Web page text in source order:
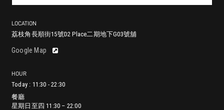
LOCATION
荔枝角長順街15號D2 Place二期地下G03號舖
Google Map
HOUR
Today : 11:30 - 22:30
餐廳
星期日至四 11:30 – 22:00
尖沙咀漆咸道南29-31號地舖 (入口位於赫德道)
餐廳
星期一至五 12:00 – 23:00
鰂魚涌英皇道979號太古坊林肯大廈地舖
餐廳
星期一至日 11:30 – 21:00
銅鑼灣耀華街38號Zing!地舖
餐廳
星期日至四 11:30 – 22:00
香港堅尼地城加多近街45-55號地下
餐廳
星期日至四: 11:00 – 21:30
中環蘇豪鴨巴甸街24-26號地舖
餐廳
星期日至四 11:30 – 22:00
灣仔進教圍16號地舖
餐廳
星期日至四: 11:30 – 22:00
將軍澳澳南海岸唐賢街33號Capri Place地下G17號舖
星期日至四 11:30 – 22:00
星期五至六 11:30 – 22:30
沙田正街18號新城市廣場第一期2樓251號舖
餐廳
星期一至四 11:30 – 22:00